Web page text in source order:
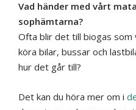
Vad händer med vårt
sophämtarna?
Ofta blir det till biogas som
köra bilar, bussar och
hur det går till?
Det kan du höra mer om i